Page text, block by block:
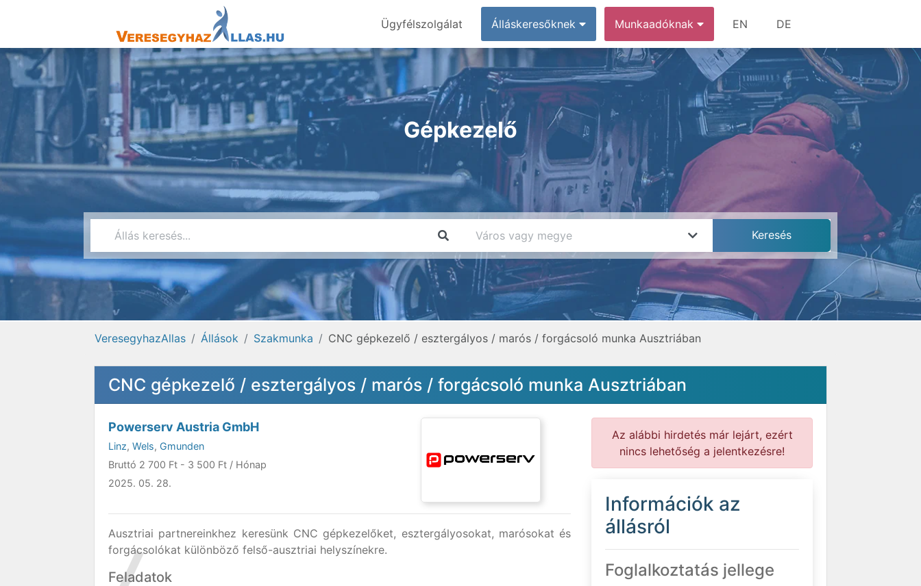
Ügyfélszolgálat Álláskeresőknek Munkaadóknak EN DE
Gépkezelő
VeresegyhazAllas Állások Szakmunka CNC gépkezelő / esztergályos / marós / forgácsoló munka Ausztriában
CNC gépkezelő / esztergályos / marós / forgácsoló munka Ausztriában
Powerserv Austria GmbH
Linz, Wels, Gmunden
Bruttó 2 700 Ft - 3 500 Ft / Hónap
2025. 05. 28.
Ausztriai partnereinkhez keresünk CNC gépkezelőket, esztergályosokat, marósokat és
forgácsolókat különböző felső-ausztriai helyszínekre.
Feladatok
Az alábbi hirdetés már lejárt, ezért
nincs lehetőség a jelentkezésre!
Információk az
állásról
Foglalkoztatás jellege